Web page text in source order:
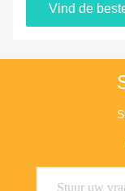
Vind de